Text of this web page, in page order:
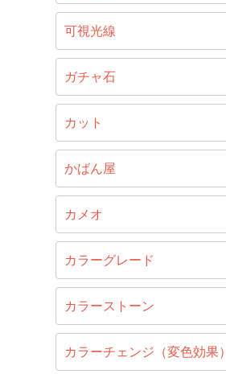
可視光線
ガチャ石
カット
かばん屋
カメオ
カラーグレード
カラーストーン
カラーチェンジ（変色効果）